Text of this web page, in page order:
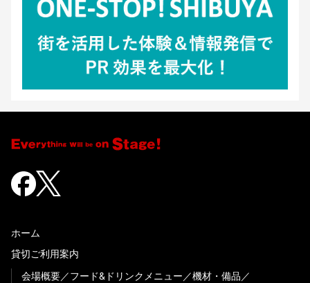
ホーム
貸切ご利用案内
会場概要
フード&ドリンクメニュー
機材・備品